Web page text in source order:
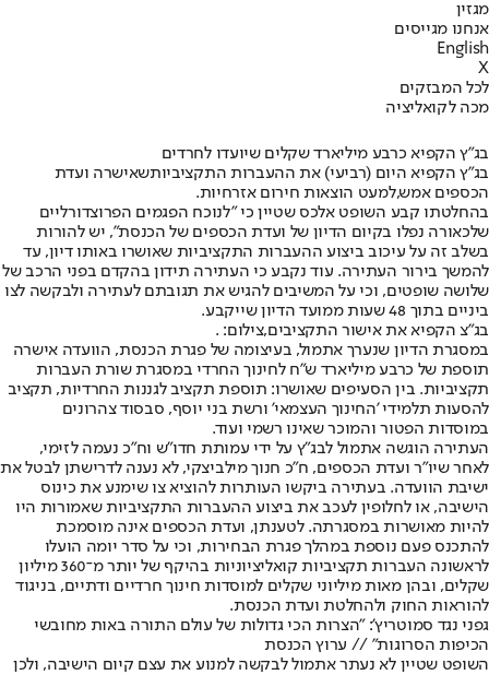
מגזין
אנחנו מגייסים
English
X
לכל המבזקים
מכה לקואליציה
בג"ץ הקפיא כרבע מיליארד שקלים שיועדו לחרדים
בג”ץ הקפיא היום (רביעי) את ההעברות התקציביותשאישרה ועדת
הכספים אמש,למעט הוצאות חירום אזרחיות.
בהחלטתו קבע השופט אלכס שטיין כי "לנוכח הפגמים הפרוצדורליים
שלכאורה נפלו בקיום הדיון של ועדת הכספים של הכנסת", יש להורות
בשלב זה על עיכוב ביצוע ההעברות התקציביות שאושרו באותו דיון, עד
להמשך בירור העתירה. עוד נקבע כי העתירה תידון בהקדם בפני הרכב של
שלושה שופטים, וכי על המשיבים להגיש את תגובתם לעתירה ולבקשה לצו
ביניים בתוך 48 שעות ממועד הדיון שייקבע.
בג"צ הקפיא את אישור התקציבים,צילום: .
במסגרת הדיון שנערך אתמול, בעיצומה של פגרת הכנסת, הוועדה אישרה
תוספת של כרבע מיליארד ש"ח לחינוך החרדי במסגרת שורת העברות
תקציביות. בין הסעיפים שאושרו: תוספת תקציב לגננות החרדיות, תקציב
להסעות תלמידי 'החינוך העצמאי' ורשת בני יוסף, סבסוד צהרונים
במוסדות הפטור והמוכר שאינו רשמי ועוד.
העתירה הוגשה אתמול לבג”ץ על ידי עמותת חדו”ש וח”כ נעמה לזימי,
לאחר שיו”ר ועדת הכספים, ח”כ חנוך מילביצקי, לא נענה לדרישתן לבטל את
ישיבת הוועדה. בעתירה ביקשו העותרות להוציא צו שימנע את כינוס
הישיבה, או לחלופין לעכב את ביצוע ההעברות התקציביות שאמורות היו
להיות מאושרות במסגרתה. לטענתן, ועדת הכספים אינה מוסמכת
להתכנס פעם נוספת במהלך פגרת הבחירות, וכי על סדר יומה הועלו
לראשונה העברות תקציביות קואליציוניות בהיקף של יותר מ־360 מיליון
שקלים, ובהן מאות מיליוני שקלים למוסדות חינוך חרדיים ודתיים, בניגוד
להוראות החוק ולהחלטת ועדת הכנסת.
גפני נגד סמוטריץ': "הצרות הכי גדולות של עולם התורה באות מחובשי
הכיפות הסרוגות" // ערוץ הכנסת
השופט שטיין לא נעתר אתמול לבקשה למנוע את עצם קיום הישיבה, ולכן